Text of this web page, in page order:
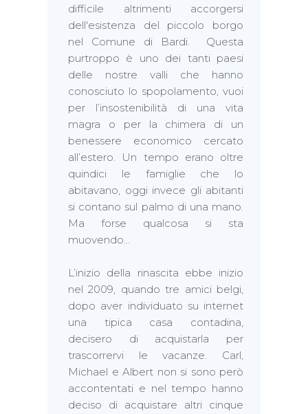
difficile altrimenti accorgersi
dell'esistenza del piccolo borgo
nel Comune di Bardi. Questa
purtroppo è uno dei tanti paesi
delle nostre valli che hanno
conosciuto lo spopolamento, vuoi
per l’insostenibilità di una vita
magra o per la chimera di un
benessere economico cercato
all’estero. Un tempo erano oltre
quindici le famiglie che lo
abitavano, oggi invece gli abitanti
si contano sul palmo di una mano.
Ma forse qualcosa si sta
muovendo…
L’inizio della rinascita ebbe inizio
nel 2009, quando tre amici belgi,
dopo aver individuato su internet
una tipica casa contadina,
decisero di acquistarla per
trascorrervi le vacanze. Carl,
Michael e Albert non si sono però
accontentati e nel tempo hanno
deciso di acquistare altri cinque